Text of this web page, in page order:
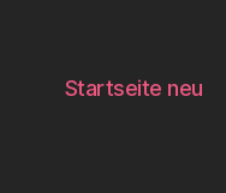
Startseite neu